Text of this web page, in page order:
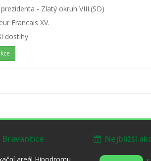
- Zlatý okruh VIII.(SD)
Francais XV.
dostihy
Bravantice Nejbližší